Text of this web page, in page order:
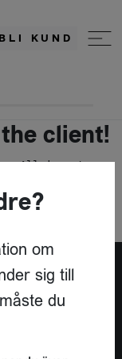
BLI KUND
client!
is not a
om
sig till
du